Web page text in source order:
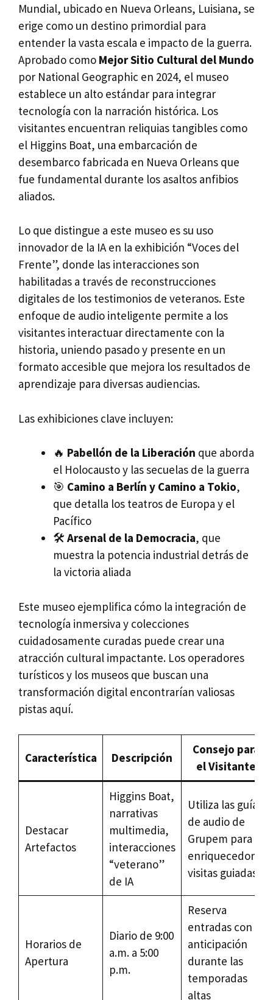
Mundial, ubicado en Nueva Orleans, Luisiana, se
erige como un destino primordial para
entender la vasta escala e impacto de la guerra.
Aprobado como Mejor Sitio Cultural del Mundo
por National Geographic en 2024, el museo
establece un alto estándar para integrar
tecnología con la narración histórica. Los
visitantes encuentran reliquias tangibles como
el Higgins Boat, una embarcación de
desembarco fabricada en Nueva Orleans que
fue fundamental durante los asaltos anfibios
aliados.
Lo que distingue a este museo es su uso
innovador de la IA en la exhibición “Voces del
Frente”, donde las interacciones son
habilitadas a través de reconstrucciones
digitales de los testimonios de veteranos. Este
enfoque de audio inteligente permite a los
visitantes interactuar directamente con la
historia, uniendo pasado y presente en un
formato accesible que mejora los resultados de
aprendizaje para diversas audiencias.
Las exhibiciones clave incluyen:
🔥 Pabellón de la Liberación que aborda
el Holocausto y las secuelas de la guerra
🎯 Camino a Berlín y Camino a Tokio,
que detalla los teatros de Europa y el
Pacífico
🛠️ Arsenal de la Democracia, que
muestra la potencia industrial detrás de
la victoria aliada
Este museo ejemplifica cómo la integración de
tecnología inmersiva y colecciones
cuidadosamente curadas puede crear una
atracción cultural impactante. Los operadores
turísticos y los museos que buscan una
transformación digital encontrarían valiosas
pistas aquí.
Característica Descripción
Consejo para
el Visitante
Destacar
Artefactos
Higgins Boat,
narrativas
multimedia,
interacciones
“veterano”
de IA
Utiliza las guías
de audio de
Grupem para
enriquecedoras
visitas guiadas
Horarios de
Apertura
Diario de 9:00
a.m. a 5:00
p.m.
Reserva
entradas con
anticipación
durante las
temporadas
altas